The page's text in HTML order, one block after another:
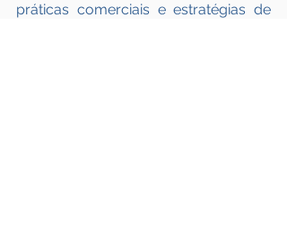
práticas comerciais e estratégias de